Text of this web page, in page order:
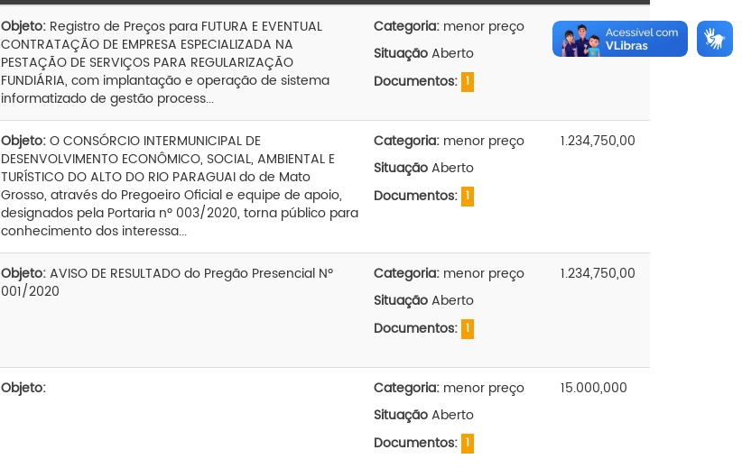
Objeto: Registro de Preços para FUTURA E EVENTUAL
CONTRATAÇÃO DE EMPRESA ESPECIALIZADA NA
PESTAÇÃO DE SERVIÇOS PARA REGULARIZAÇÃO
FUNDIÁRIA, com implantação e operação de sistema
informatizado de gestão process...
Categoria: menor preço
SituaçãoAberto
Documentos: 1
0,00
Objeto:O CONSÓRCIO INTERMUNICIPAL DE
DESENVOLVIMENTO ECONÔMICO, SOCIAL, AMBIENTAL E
TURÍSTICO DO ALTO DO RIO PARAGUAI do de Mato
Grosso, através do Pregoeiro Oficial e equipe de apoio,
designados pela Portaria nº 003/2020, torna público para
conhecimento dos interessa...
Categoria: menor preço
SituaçãoAberto
Documentos: 1
1.234,750,00
Objeto:AVISO DE RESULTADO do Pregão Presencial Nº
001/2020
Categoria: menor preço
SituaçãoAberto
Documentos: 1
1.234,750,00
Objeto: Categoria: menor preço
SituaçãoAberto
Documentos: 1
15.000,000